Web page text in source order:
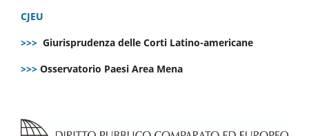
CJEU
>>> Giurisprudenza delle Corti Latino-americane
>>> Osservatorio Paesi Area Mena